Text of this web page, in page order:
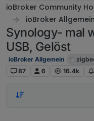
ioBroker Community
ioBroker Allgemein
Synology- mal
USB, Gelöst
ioBroker Allgemein
87
6 16.4k